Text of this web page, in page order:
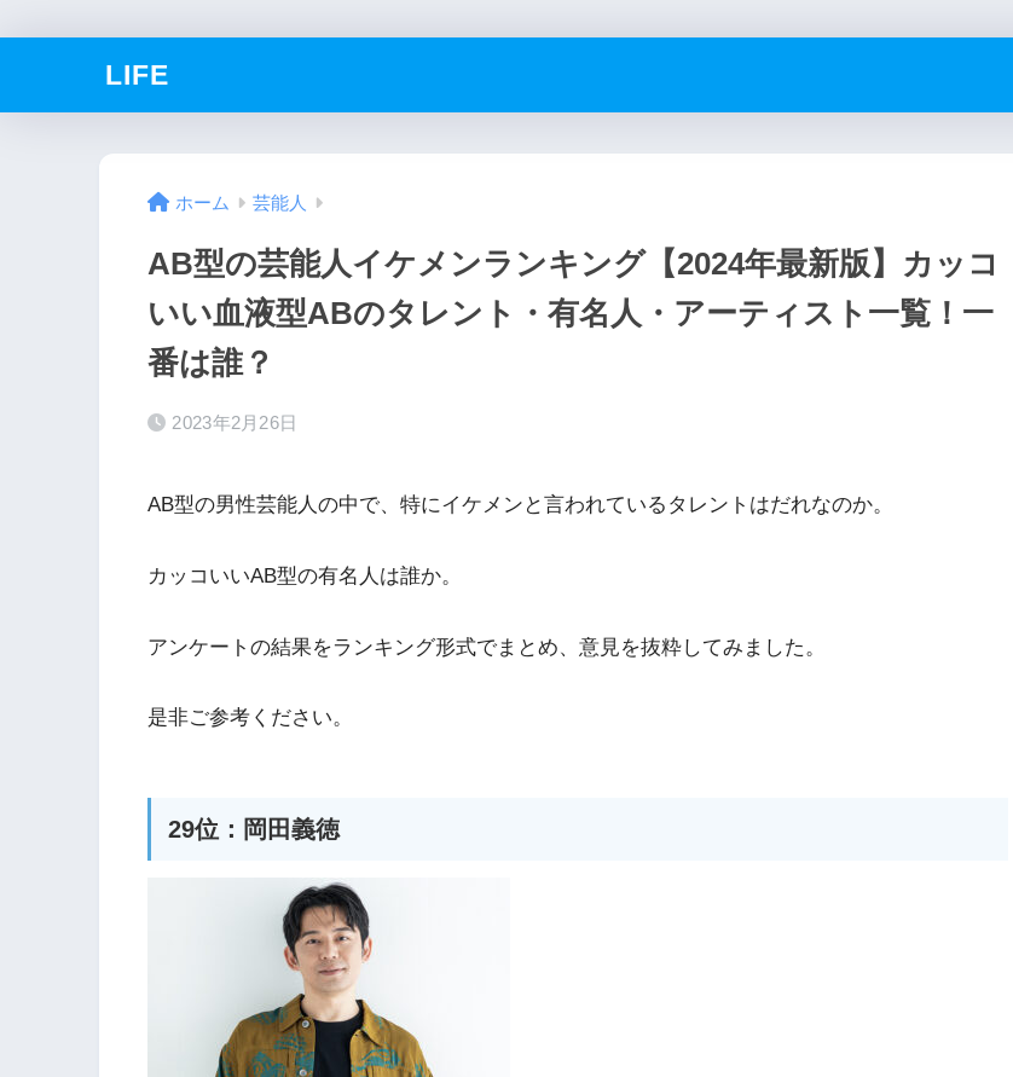
LIFE
ホーム 芸能人
AB型の芸能人イケメンランキング【2024年最新版】カッコ
いい血液型ABのタレント・有名人・アーティスト一覧！一
番は誰？
2023年2月26日
AB型の男性芸能人の中で、特にイケメンと言われているタレントはだれなのか。
カッコいいAB型の有名人は誰か。
アンケートの結果をランキング形式でまとめ、意見を抜粋してみました。
是非ご参考ください。
29位：岡田義徳